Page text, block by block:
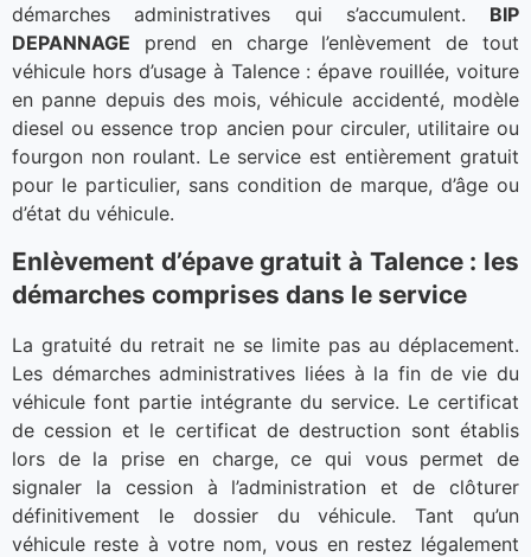
démarches administratives qui s’accumulent. BIP
DEPANNAGE prend en charge l’enlèvement de tout
véhicule hors d’usage à Talence : épave rouillée, voiture
en panne depuis des mois, véhicule accidenté, modèle
diesel ou essence trop ancien pour circuler, utilitaire ou
fourgon non roulant. Le service est entièrement gratuit
pour le particulier, sans condition de marque, d’âge ou
d’état du véhicule.
Enlèvement d’épave gratuit à Talence : les
démarches comprises dans le service
La gratuité du retrait ne se limite pas au déplacement.
Les démarches administratives liées à la fin de vie du
véhicule font partie intégrante du service. Le certificat
de cession et le certificat de destruction sont établis
lors de la prise en charge, ce qui vous permet de
signaler la cession à l’administration et de clôturer
définitivement le dossier du véhicule. Tant qu’un
véhicule reste à votre nom, vous en restez légalement